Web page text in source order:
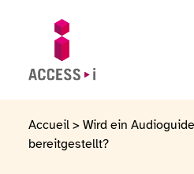
Zum Inhalt springen
Accueil > Wird ein
bereitgestellt?